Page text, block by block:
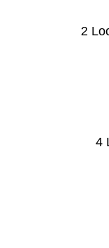
2
4